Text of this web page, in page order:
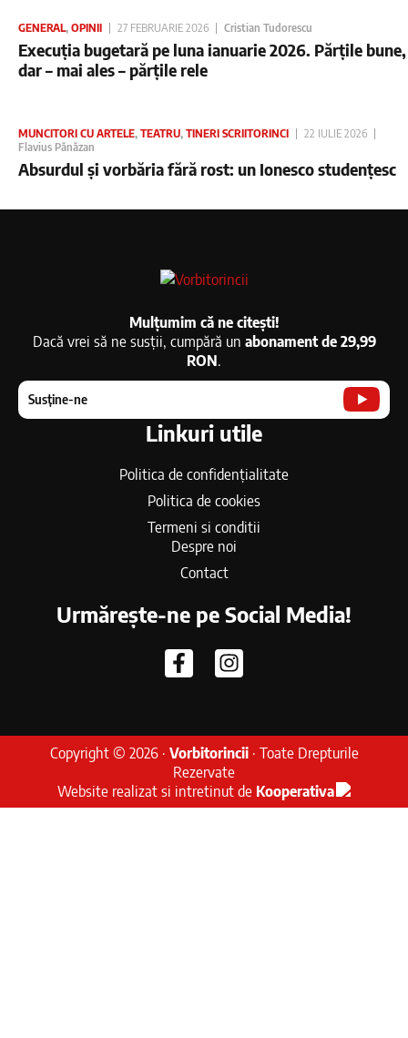
GENERAL, OPINII 27 FEBRUARIE 2026 Cristian Tudorescu
Execuția bugetară pe luna ianuarie 2026. Părțile bune,
dar – mai ales – părțile rele
MUNCITORI CU ARTELE, TEATRU, TINERI SCRIITORINCI
22 IULIE 2026
Flavius Pănăzan
Absurdul și vorbăria fără rost: un Ionesco studențesc
Mulțumim că ne citești!
Dacă vrei să ne susții, cumpără un abonament de 29,99
RON.
Susține-ne
Linkuri utile
Politica de confidențialitate
Politica de cookies
Termeni si conditii
Despre noi
Contact
Urmărește-ne pe Social Media!
Copyright © 2026 · Vorbitorincii· Toate Drepturile
Rezervate
Website realizat si intretinut de Kooperativa